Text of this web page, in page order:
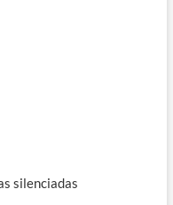
silenciadas